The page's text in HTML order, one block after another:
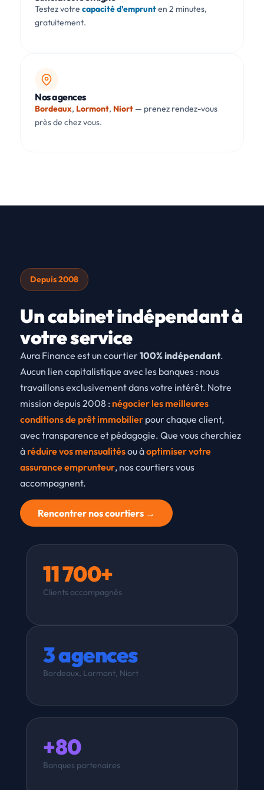
Testez votre capacité d’emprunten 2 minutes,
gratuitement.
Nos agences
Bordeaux, Lormont, Niort — prenez rendez-vous
près de chez vous.
Depuis 2008
Un cabinet indépendant à
votre service
Aura Finance est un courtier100% indépendant.
Aucun lien capitalistique avec les banques : nous
travaillons exclusivement dans votre intérêt. Notre
mission depuis 2008 : négocier les meilleures
conditions de prêt immobilier pour chaque client,
avec transparence et pédagogie. Que vous cherchiez
à réduire vos mensualitésou àoptimiser votre
assurance emprunteur, nos courtiers vous
accompagnent.
Rencontrer nos courtiers →
11 700+
Clients accompagnés
3 agences
Bordeaux, Lormont, Niort
+80
Banques partenaires